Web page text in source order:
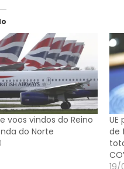
voos vindos do Reino
do Norte
de